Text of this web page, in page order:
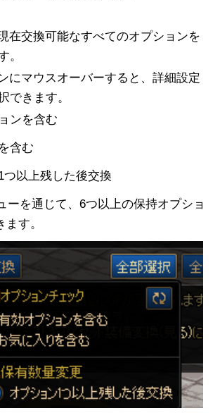
在交換可能なすべてのオプションを
。
にマウスオーバーすると、詳細設定
できます。
ンを含む
含む
つ以上残した後交換
ーを通じて、6つ以上の保持オプショ
す。